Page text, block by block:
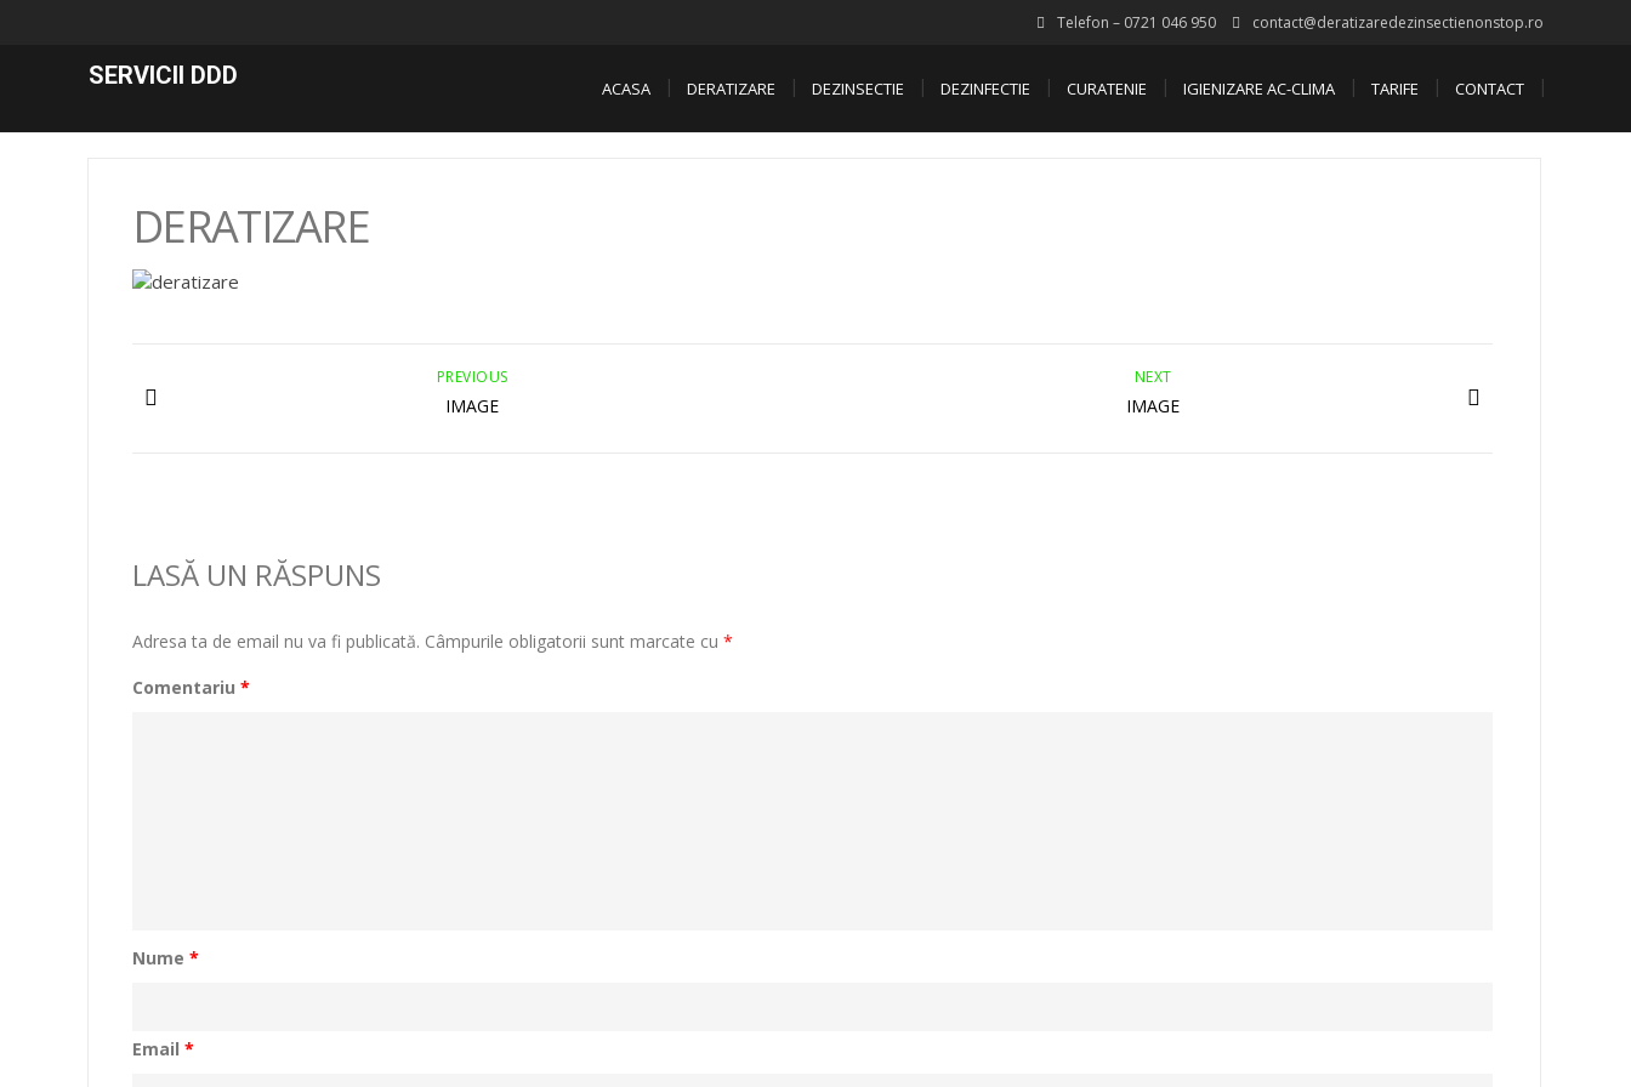
Telefon – 0721 046 950 contact@deratizaredezinsectienonstop.ro
SERVICII DDD ACASA DERATIZARE DEZINSECTIE DEZINFECTIE CURATENIE IGIENIZARE AC-CLIMA TARIFE CONTACT
DERATIZARE
NEXT
IMAGE
PREVIOUS
IMAGE
LASĂ UN RĂSPUNS
Adresa ta de email nu va fi publicată. Câmpurile obligatorii sunt marcate cu *
Comentariu *
Nume *
Email *